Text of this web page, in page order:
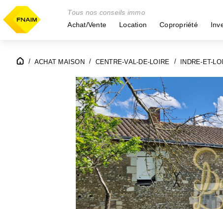
Tous nos conseils immo
Achat/Vente
Location Copropriété
ACHAT MAISON CENTRE-VAL-DE-LOIRE INDRE-ET-